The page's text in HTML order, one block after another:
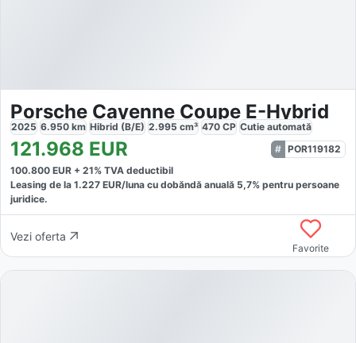
Porsche Cayenne Coupe E-Hybrid
2025 6.950 km Hibrid (B/E) 2.995 cm³ 470 CP Cutie automată
121.968 EUR
POR119182
100.800 EUR + 21% TVA deductibil
Leasing de la 1.227 EUR/luna cu dobăndă anuală 5,7% pentru persoane
juridice.
Vezi oferta
Favorite